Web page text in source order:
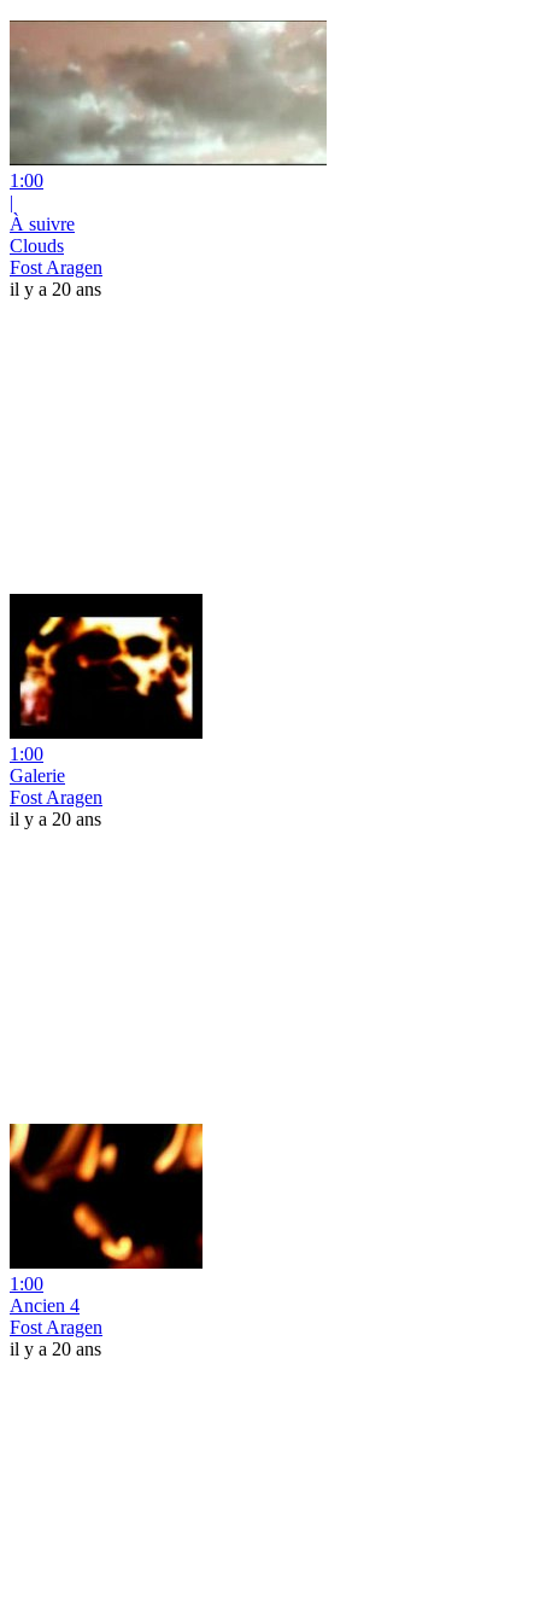
1:00
|
À suivre
Clouds
Fost Aragen
il y a 20 ans
1:00
Galerie
Fost Aragen
il y a 20 ans
1:00
Ancien 4
Fost Aragen
il y a 20 ans